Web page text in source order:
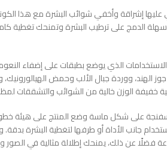
سهلة الدمج على ترطيب البشرة وتمنحك تغطية
الذي يوضع بطبقات على إضفاء
الهند، ووردة جبال الألب وحمض
خفيفة الوزن خالية من الشوائب والتشققات
بإسفنجة على شكل ماسة وضع المنتج على هيئة
جانب الأداة أو طرفها لتغطية البشرة بدقة.
ويدوم حتى 12 ساعة فضلًا عن ذلك، يمنحك إطلالة مثالية